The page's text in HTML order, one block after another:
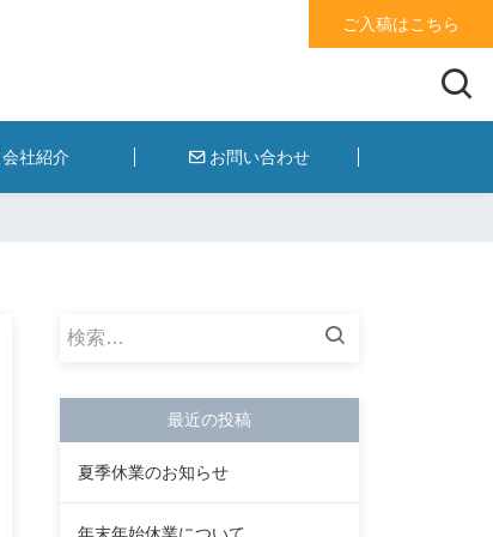
ご入稿はこちら
会社紹介 お問い合わせ
検
最近の投稿
夏季休業のお知らせ